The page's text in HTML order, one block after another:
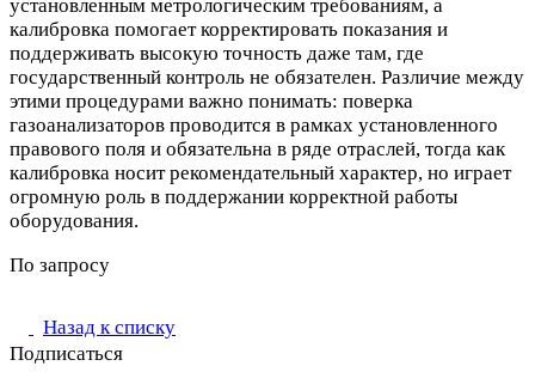
установленным метрологическим требованиям, а
калибровка помогает корректировать показания и
поддерживать высокую точность даже там, где
государственный контроль не обязателен. Различие между
этими процедурами важно понимать: поверка
газоанализаторов проводится в рамках установленного
правового поля и обязательна в ряде отраслей, тогда как
калибровка носит рекомендательный характер, но играет
огромную роль в поддержании корректной работы
оборудования.
По запросу
Назад к списку
Подписаться